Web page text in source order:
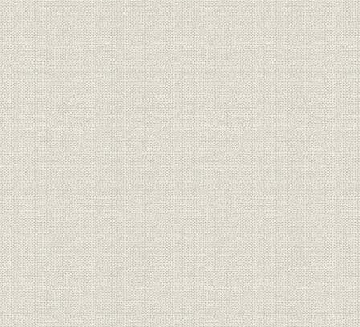
3.京阪本線の整備
4.自動車運輸への進出
5.鉄道会社への出資
第4節 滋賀・和歌山での事業拡張
1.京津電気軌道の合併
2.琵琶湖鉄道汽船の合併
3.和歌山水力電気・日高川水力電気の合併
第5節 不動産事業とレジャー・流通・電気供給事業
1.不動産事業の本格化と学校・成田山誘致
2.枚方菊人形の再開とレジャー・流通・電気供給事業